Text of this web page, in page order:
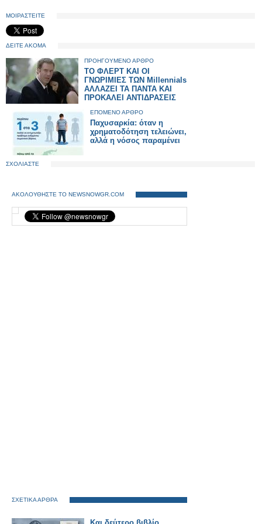
ΜΟΙΡΑΣΤΕΙΤΕ
ΔΕΙΤΕ ΑΚΟΜΑ
ΠΡΟΗΓΟΥΜΕΝΟ ΑΡΘΡΟ
ΤΟ ΦΛΕΡΤ ΚΑΙ ΟΙ
ΓΝΩΡΙΜΙΕΣ ΤΩΝ Millennials
ΑΛΛΑΖΕΙ ΤΑ ΠΑΝΤΑ ΚΑΙ
ΠΡΟΚΑΛΕΙ ΑΝΤΙΔΡΑΣΕΙΣ
ΕΠΟΜΕΝΟ ΑΡΘΡΟ
Παχυσαρκία: όταν η
χρηματοδότηση τελειώνει,
αλλά η νόσος παραμένει
ΣΧΟΛΙΑΣΤΕ
ΑΚΟΛΟΥΘΗΣΤΕ ΤΟ NEWSNOWGR.COM
ΣΧΕΤΙΚΑ ΑΡΘΡΑ